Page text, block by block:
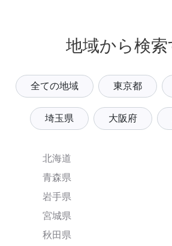
地域から検索
全ての地域 東京都
埼玉県 大阪府
北海道
青森県
岩手県
宮城県
秋田県